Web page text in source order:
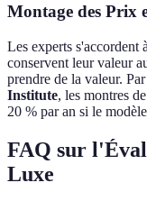
Montage des Prix
Les experts s'accordent
conservent leur valeur
prendre de la valeur.
Institute, les montres
20 % par an si le
FAQ sur
Luxe